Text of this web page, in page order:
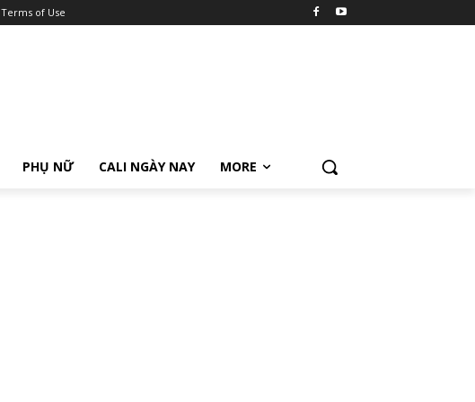
Terms of Use
PHỤ NỮ CALI NGÀY NAY MORE